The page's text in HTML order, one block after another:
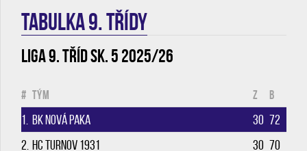
TABULKA 9. třídy
Liga 9. tříd sk. 5 2025/26
# Tým Z B
1. BK Nová Paka 30 72
2. HC Turnov 1931 30 70